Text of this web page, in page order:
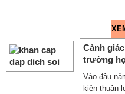
Cảnh
trường
Vào đầu
kiện thuận